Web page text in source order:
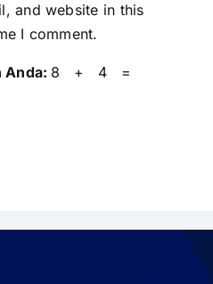
and website in this
I comment.
Anda: 8 + 4 =